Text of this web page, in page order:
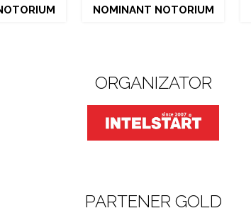
NOMINANT NOTORIUM
ORGANIZATOR
PARTENER GOLD